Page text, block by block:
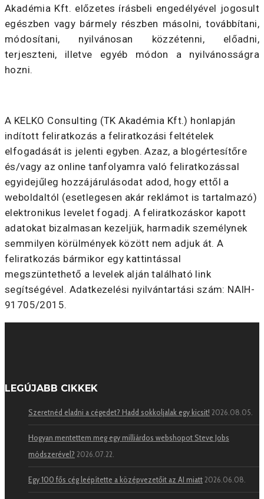
Akadémia Kft. előzetes írásbeli engedélyével jogosult
egészben vagy bármely részben másolni, továbbítani,
módosítani, nyilvánosan közzétenni, előadni,
terjeszteni, illetve egyéb módon a nyilvánosságra
hozni.
A KELKO Consulting (TK Akadémia Kft.) honlapján
indított feliratkozás a feliratkozási feltételek
elfogadását is jelenti egyben. Azaz, a blogértesítőre
és/vagy az online tanfolyamra való feliratkozással
egyidejűleg hozzájárulásodat adod, hogy ettől a
weboldaltól (esetlegesen akár reklámot is tartalmazó)
elektronikus levelet fogadj. A feliratkozáskor kapott
adatokat bizalmasan kezeljük, harmadik személynek
semmilyen körülmények között nem adjuk át. A
feliratkozás bármikor egy kattintással
megszüntethető a levelek alján található link
segítségével. Adatkezelési nyilvántartási szám: NAIH-
91705/2015.
LEGÚJABB CIKKEK
Szeretnéd eladni a cégedet? Hadd sokkoljalak egy kicsit! 2026.08.05.
Hogyan mentettem meg egy milliárdos webshopot Steve Jobs
módszerével? 2026.07.22.
Egy 100 fős cég leépítette a középvezetőit az AI miatt2026.06.08.